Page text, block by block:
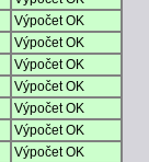
Výpočet OK
Výpočet OK
Výpočet OK
Výpočet OK
Výpočet OK
Výpočet OK
Výpočet OK